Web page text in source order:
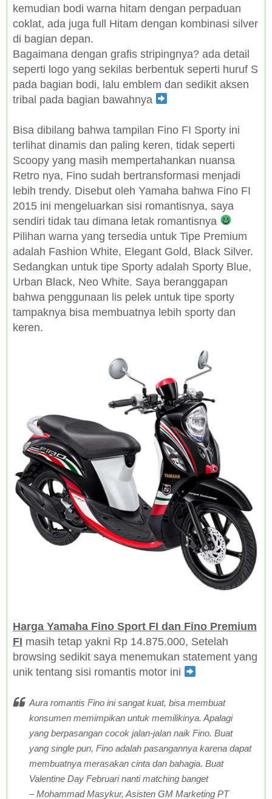
kemudian bodi warna hitam dengan perpaduan
coklat, ada juga full Hitam dengan kombinasi silver
di bagian depan.
Bagaimana dengan grafis stripingnya? ada detail
seperti logo yang sekilas berbentuk seperti huruf S
pada bagian bodi, lalu emblem dan sedikit aksen
tribal pada bagian bawahnya
Bisa dibilang bahwa tampilan Fino FI Sporty ini
terlihat dinamis dan paling keren, tidak seperti
Scoopy yang masih mempertahankan nuansa
Retro nya, Fino sudah bertransformasi menjadi
lebih trendy. Disebut oleh Yamaha bahwa Fino FI
2015 ini mengeluarkan sisi romantisnya, saya
sendiri tidak tau dimana letak romantisnya
Pilihan warna yang tersedia untuk Tipe Premium
adalah Fashion White, Elegant Gold, Black Silver.
Sedangkan untuk tipe Sporty adalah Sporty Blue,
Urban Black, Neo White. Saya beranggapan
bahwa penggunaan lis pelek untuk tipe sporty
tampaknya bisa membuatnya lebih sporty dan
keren.
Harga Yamaha Fino Sport FI dan Fino Premium
FI masih tetap yakni Rp 14.875.000, Setelah
browsing sedikit saya menemukan statement yang
unik tentang sisi romantis motor ini
Aura romantis Fino ini sangat kuat, bisa membuat
konsumen memimpikan untuk memilikinya. Apalagi
yang berpasangan cocok jalan-jalan naik Fino. Buat
yang single pun, Fino adalah pasangannya karena dapat
membuatnya merasakan cinta dan bahagia. Buat
Valentine Day Februari nanti matching banget
– Mohammad Masykur, Asisten GM Marketing PT